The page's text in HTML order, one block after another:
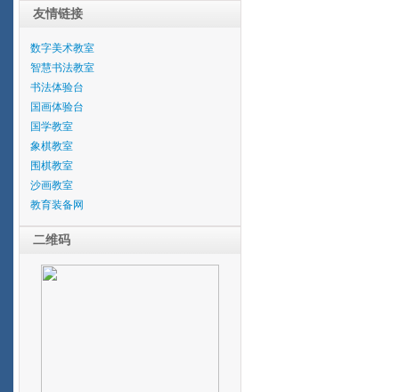
友情链接
数字美术教室
智慧书法教室
书法体验台
国画体验台
国学教室
象棋教室
围棋教室
沙画教室
教育装备网
二维码